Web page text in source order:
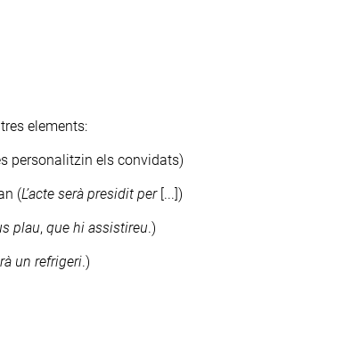
elements:
personalitzin els convidats)
(L’acte serà presidit per[...])
plau, que hi assistireu.)
un refrigeri.)